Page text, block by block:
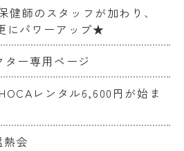
健師のスタッフが加わり、
にパワーアップ★
ー専用ページ
レンタル6,600円が始ま
会